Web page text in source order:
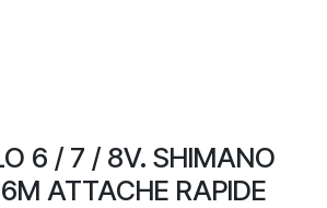
6 / 7 / 8V. SHIMANO
ATTACHE RAPIDE